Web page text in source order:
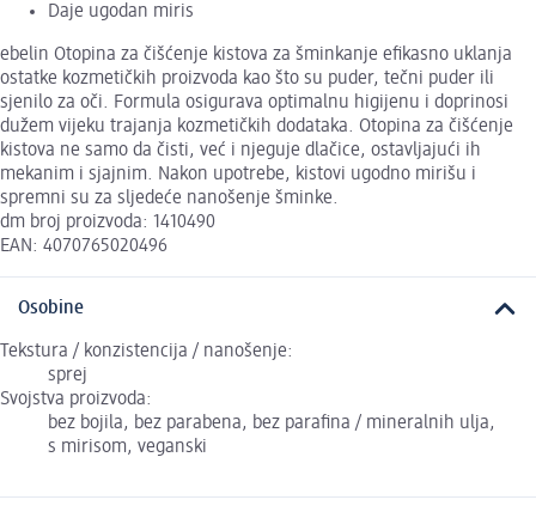
Daje ugodan miris
ebelin Otopina za čišćenje kistova za šminkanje efikasno uklanja
ostatke kozmetičkih proizvoda kao što su puder, tečni puder ili
sjenilo za oči. Formula osigurava optimalnu higijenu i doprinosi
dužem vijeku trajanja kozmetičkih dodataka. Otopina za čišćenje
kistova ne samo da čisti, već i njeguje dlačice, ostavljajući ih
mekanim i sjajnim. Nakon upotrebe, kistovi ugodno mirišu i
spremni su za sljedeće nanošenje šminke.
dm broj proizvoda: 1410490
EAN: 4070765020496
Osobine
Tekstura / konzistencija / nanošenje:
sprej
Svojstva proizvoda:
bez bojila, bez parabena, bez parafina / mineralnih ulja,
s mirisom, veganski